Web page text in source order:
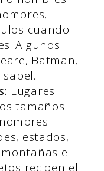
cuando
Algunos
Batman,
Lugares
tamaños
estados,
e
reciben el